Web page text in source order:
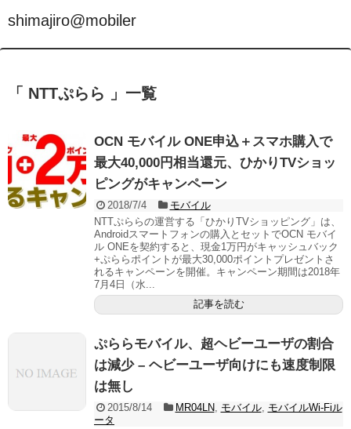
shimajiro@mobiler
「 NTTぷらら 」一覧
OCN モバイル ONE申込＋スマホ購入で
最大40,000円相当還元、ひかりTVショッ
ピングがキャンペーン
2018/7/4
モバイル
NTTぷららの運営する「ひかりTVショッピング」は、
Androidスマートフォンの購入とセットでOCN モバイ
ル ONEを契約すると、現金1万円がキャッシュバック
+ぷららポイントが最大30,000ポイントプレゼントさ
れるキャンペーンを開催。キャンペーン期間は2018年
7月4日（水...
記事を読む
ぷららモバイル、超ヘビーユーザの割合
は減少 – ヘビーユーザ向けにも速度制限
は無し
2015/8/14 MR04LN モバイル, モバイルWi-Fiル
ータ